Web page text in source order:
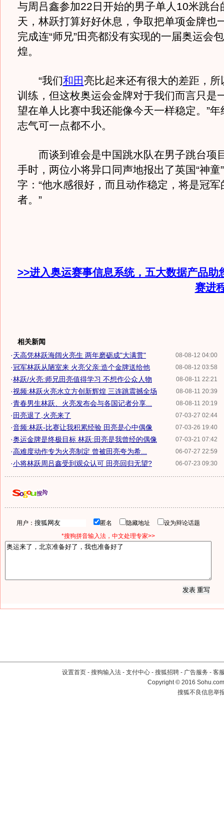
与周吕鑫参加22日开始的男子单人10米跳台
天，林跃打算好好休息，争取把单项金牌也
完成连“师兄”田亮都没有实现的一届奥运会
煌。
“我们和田 亮比起来还有很大的差距，所
训练，但这枚奥运会金牌对于我们而言只是
望在单人比赛中我还能像今天一样稳定。”
志气可一点都不小。
而谈到谁会是中国跳水队在男子跳台项
手时，两位小将异口同声地报出了英国“神童
字：“他水感很好，而且动作稳定，将是冠军
者。”
>>进入奥运赛事信息系统，五大数据产品助
赛进
相关新闻
08-08-12 04:00
·天高凭林跃海阔火亮生 两年磨砺成"大满贯"
08-08-12 03:58
·冠军林跃从陋室来 火亮父亲:造个金牌送给他
08-08-11 22:21
·林跃/火亮:师兄田亮值得学习 不想作公众人物
08-08-11 20:39
·视频:林跃火亮水立方创新辉煌 三连跳震撼全场
08-08-11 20:19
·青春男生林跃、火亮发布会与各国记者分享...
07-03-27 02:44
· 田亮退了,火亮来了
07-03-26 19:40
·音频:林跃-比赛让我积累经验 田亮是心中偶像
07-03-21 07:42
·奥运金牌是终极目标 林跃:田亮是我曾经的偶像
06-07-27 22:59
·高难度动作专为火亮制定 曾被田亮夸为希...
06-07-23 09:30
·小将林跃周吕鑫受到观众认可 田亮回归无望?
用户： 匿名 隐藏地址
设为辩论话题
*搜狗拼音输入法，中文处理专家>>
设置首页 - 搜狗输入法 - 支付中心 - 搜狐招聘 - 广告服务 - 客
Copyright©2016
搜狐不良信息举